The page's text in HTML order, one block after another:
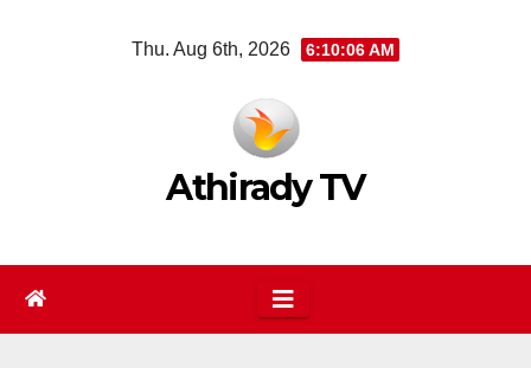
Thu. Aug 6th, 2026 6:10:07 AM
Athirady TV